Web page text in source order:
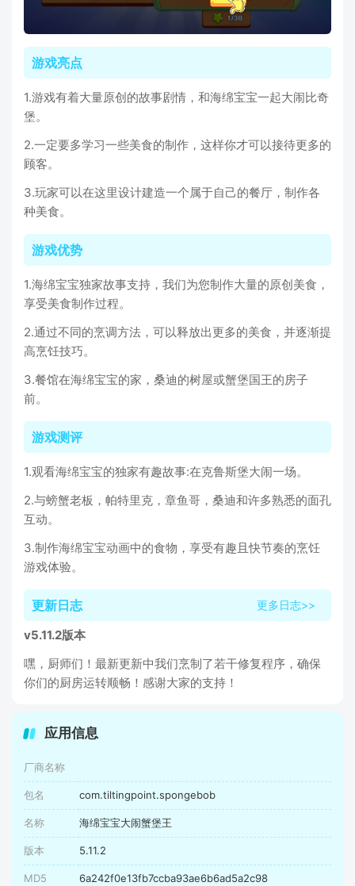
游戏亮点
1.游戏有着大量原创的故事剧情，和海绵宝宝一起大闹比奇
堡。
2.一定要多学习一些美食的制作，这样你才可以接待更多的
顾客。
3.玩家可以在这里设计建造一个属于自己的餐厅，制作各
种美食。
游戏优势
1.海绵宝宝独家故事支持，我们为您制作大量的原创美食，
享受美食制作过程。
2.通过不同的烹调方法，可以释放出更多的美食，并逐渐提
高烹饪技巧。
3.餐馆在海绵宝宝的家，桑迪的树屋或蟹堡国王的房子
前。
游戏测评
1.观看海绵宝宝的独家有趣故事:在克鲁斯堡大闹一场。
2.与螃蟹老板，帕特里克，章鱼哥，桑迪和许多熟悉的面孔
互动。
3.制作海绵宝宝动画中的食物，享受有趣且快节奏的烹饪
游戏体验。
更新日志 更多日志>>
v5.11.2版本
嘿，厨师们！最新更新中我们烹制了若干修复程序，确保
你们的厨房运转顺畅！感谢大家的支持！
应用信息
厂商名称
包名 com.tiltingpoint.spongebob
名称 海绵宝宝大闹蟹堡王
版本 5.11.2
MD5 6a242f0e13fb7ccba93ae6b6ad5a2c98